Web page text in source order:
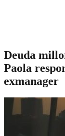
Deuda
Paola
exmanager